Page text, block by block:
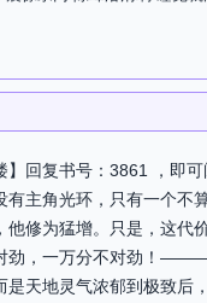
回复书号：3861 ，即
主角光环，只有一个不
修为猛增。只是，这代
对劲，一万分不对劲
天地灵气浓郁到极致后